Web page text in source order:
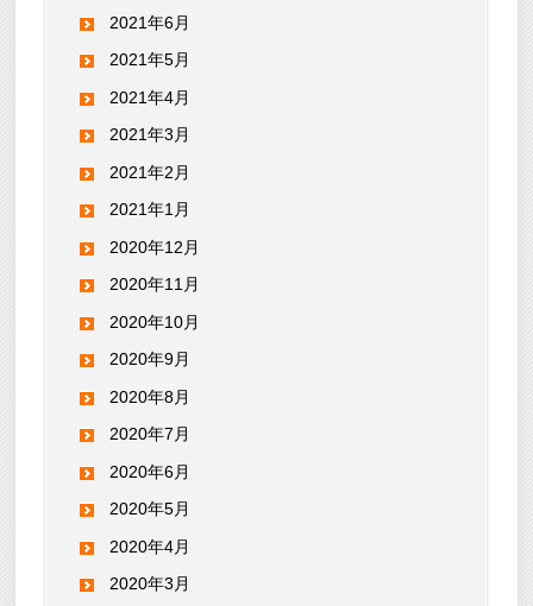
2021年6月
2021年5月
2021年4月
2021年3月
2021年2月
2021年1月
2020年12月
2020年11月
2020年10月
2020年9月
2020年8月
2020年7月
2020年6月
2020年5月
2020年4月
2020年3月